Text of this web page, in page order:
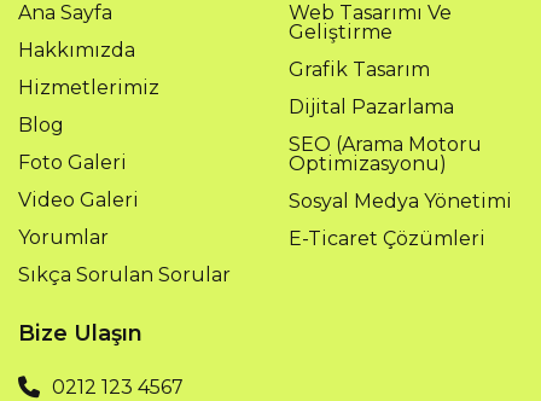
Ana Sayfa
Hakkımızda
Hizmetlerimiz
Blog
Foto Galeri
Video Galeri
Yorumlar
Sıkça Sorulan Sorular
Web Tasarımı Ve
Geliştirme
Grafik Tasarım
Dijital Pazarlama
SEO (Arama Motoru
Optimizasyonu)
Sosyal Medya Yönetimi
E-Ticaret Çözümleri
Bize Ulaşın
0212 123 4567